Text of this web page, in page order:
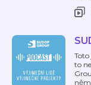
Toto
to